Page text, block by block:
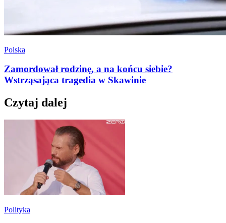
Polska
Zamordował rodzinę, a na końcu siebie?
Wstrząsająca tragedia w Skawinie
Czytaj dalej
Polityka